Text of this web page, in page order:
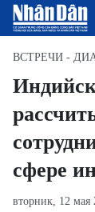
ВСТРЕЧИ -
сфере
вторник, 12 мая